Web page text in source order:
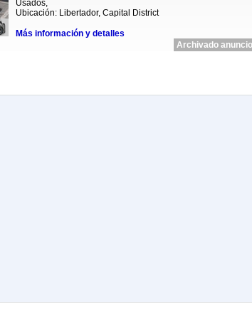
Usados,
Ubicación: Libertador, Capital District
Más información y detalles
Archivado